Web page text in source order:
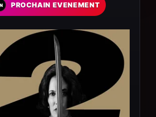
PROCHAIN EVENEMENT